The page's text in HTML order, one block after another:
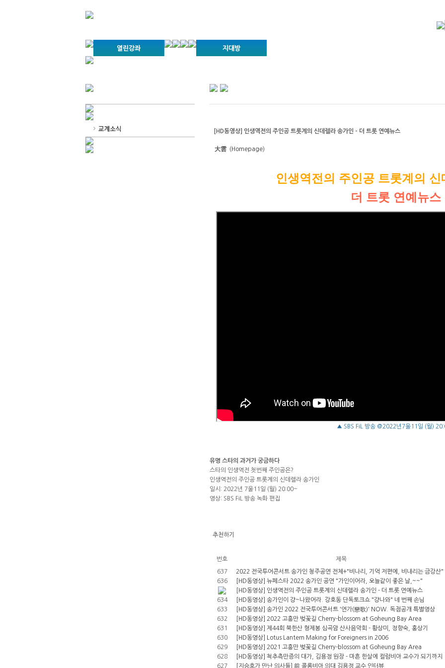
경기불교문화원 소개
설립이념
조직구성
오늘의 일정
찾아오시는 길
[HD동영상] 인생역전의 주인공 트롯계의 신데렐라 송가인 - 더 트롯 연예뉴스
大雲 (Homepage)
인생역전의 주인공 트롯계의
더 트롯 연예뉴스
▲ SBS FiL 방송 @2022년7울11일 (월)
유명 스타의 과거가 궁금하다
스타의 인생역전 첫번째 주인공은?
인생역전의 주인공 트롯계의 신데렐라 송가인
일시: 2022년 7울11일 (월) 20:00~
영상: SBS FiL 방송 녹화 편집
추천하기
번호 제목
637
2022 전국투어콘서트 송가인 청주공연 전체+"비나리, 기억 저편에, 비내리는 금강산"
636
[HD동영상] 뉴페스타 2022 송가인 공연 "가인이어라, 오늘같이 좋은 날,~~"
[HD동영상] 인생역전의 주인공 트롯계의 신데렐라 송가인 - 더 트롯 연예뉴스
634
[HD동영상] 송가인이 걍~나왔어라. 강호동 단독토크쇼 "걍나와" 네 번째 손님
633
[HD동영상] 송가인 2022 전국투어콘서트 '연가(戀歌)' NOW. 독점공개 특별영상
632
[HD동영상] 2022 고흥만 벚꽃길 Cherry-blossom at Goheung Bay Area
631
[HD동영상] 제44회 북한산 형제봉 심곡암 산사음악회 - 황상미, 정향숙, 홍상기
630
[HD동영상] Lotus Lantern Making for Foreigners in 2006
629
[HD동영상] 2021 고흥만 벚꽃길 Cherry-blossom at Goheung Bay Area
628
[HD동영상] 척추측만증의 대가, 김용정 원장 - 마흔 한살에 컬럼비아 교수가 되기까지
627
[지승호가 만난 의사들] 前 콜롬비아 의대 김용정 교수 인터뷰